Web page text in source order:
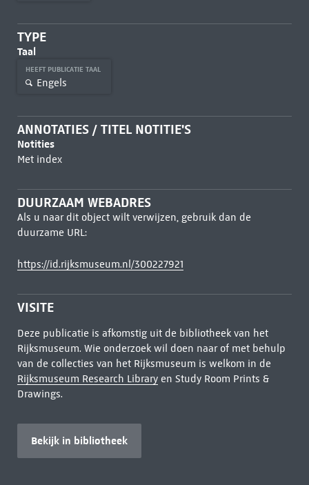
TYPE
Taal
HEEFT PUBLICATIE TAAL
Engels
ANNOTATIES / TITEL NOTITIE'S
Notities
Met index
DUURZAAM WEBADRES
Als u naar dit object wilt verwijzen, gebruik dan de
duurzame URL:
https://id.rijksmuseum.nl/300227921
VISITE
Deze publicatie is afkomstig uit de bibliotheek van het
Rijksmuseum. Wie onderzoek wil doen naar of met behulp
van de collecties van het Rijksmuseum is welkom in de
Rijksmuseum Research Libraryen Study Room Prints &
Drawings.
Bekijk in bibliotheek